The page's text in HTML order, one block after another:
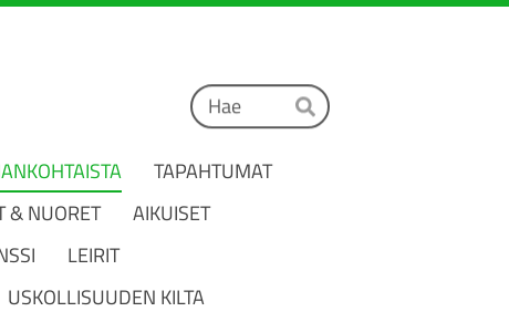
Haku
Hae
TAPAHTUMAT
& NUORET
AIKUISET
LEIRIT
USKOLLISUUDEN KILTA